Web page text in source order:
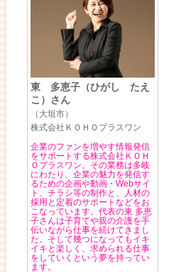
東 多恵子（ひがし たえ
こ）さん
（大垣市）
株式会社ＫＯＨＯプラスワン
企業のファンを増やす情報発信
をサポートする株式会社ＫＯＨ
Ｏプラスワン。その業務は多岐
にわたり、企業の魅力を発信す
るための企画や動画・Webサイ
ト、チラシ等の制作と、人材の
採用と定着のサポートなどをお
こなっています。代表の東 多恵
子さんは子育てや親の介護を手
伝いながら仕事を続けてきまし
た。そして幾つになってもイキ
イキと楽しく、求められる仕事
をしていくという夢を持ってい
ます。